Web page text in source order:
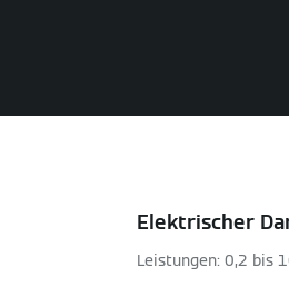
Elektrischer
Leistungen: 0,2 bis